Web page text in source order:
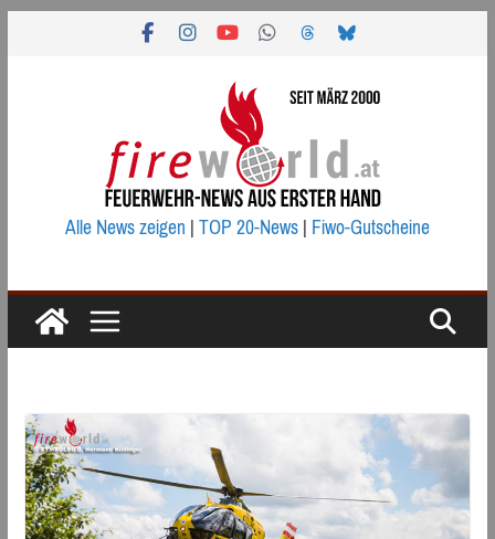
Alle News zeigen|TOP 20-News|Fiwo-Gutscheine